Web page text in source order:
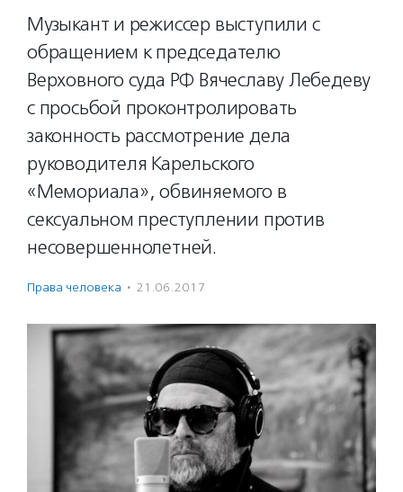
Музыкант и режиссер выступили с
обращением к председателю
Верховного суда РФ Вячеславу Лебедеву
с просьбой проконтролировать
законность рассмотрение дела
руководителя Карельского
«Мемориала», обвиняемого в
сексуальном преступлении против
несовершеннолетней.
Права человека · 21.06.2017